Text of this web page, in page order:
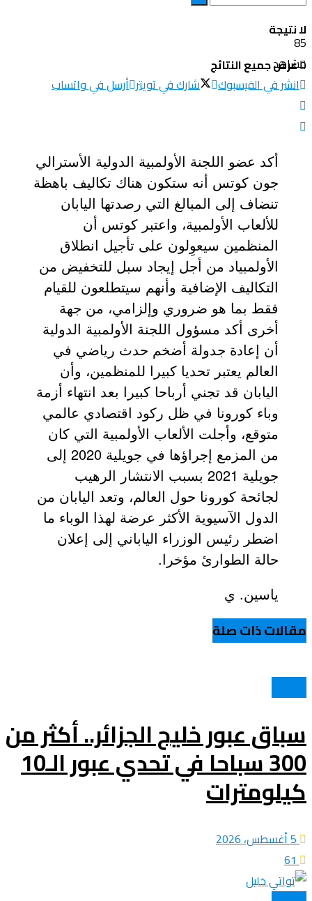
لا نتيجة
عرض جميع النتائج
85
مشاهد
انشر في الفيسبوك
شارك في تويتر أرسل في واتساب
أكد عضو اللجنة الأولمبية الدولية الأسترالي
جون كوتس أنه ستكون هناك تكاليف باهظة
تنضاف إلى المبالغ التي رصدتها اليابان
للألعاب الأولمبية، واعتبر كوتس أن
المنظمين سيعوِلون على تأجيل انطلاق
الأولمبياد من أجل إيجاد سبل للتخفيض من
التكاليف الإضافية وأنهم سيتطلعون للقيام
فقط بما هو ضروري وإلزامي، من جهة
أخرى أكد مسؤول اللجنة الأولمبية الدولية
أن إعادة جدولة أضخم حدث رياضي في
العالم يعتبر تحديا كبيرا للمنظمين، وأن
اليابان قد تجني أرباحا كبيرا بعد انتهاء أزمة
وباء كورونا في ظل ركود اقتصادي عالمي
متوقع، وأجلت الألعاب الأولمبية التي كان
من المزمع إجراؤها في جويلية 2020 إلى
جويلية 2021 بسبب الانتشار الرهيب
لجائحة كورونا حول العالم، وتعد اليابان من
الدول الآسيوية الأكثر عرضة لهذا الوباء ما
اضطر رئيس الوزراء الياباني إلى إعلان
حالة الطوارئ مؤخرا.
ياسين. ي
مقالات ذات صلة
سباق عبور خليج الجزائر.. أكثر من
300 سباحا في تحدي عبور الـ10
كيلومترات
5 أغسطس، 2026
61